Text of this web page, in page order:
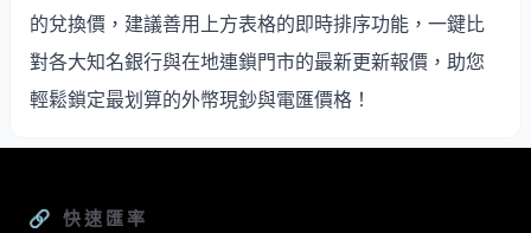
的兌換價，建議善用上方表格的即時排序功能，一鍵比
對各大知名銀行與在地連鎖門市的最新更新報價，助您
輕鬆鎖定最划算的外幣現鈔與電匯價格！
🔗 快速匯率